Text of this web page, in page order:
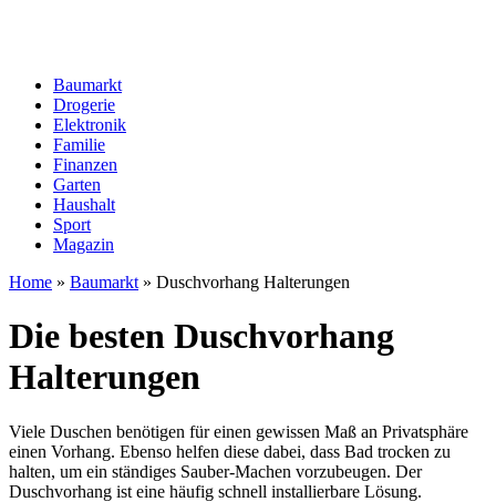
Baumarkt
Drogerie
Elektronik
Familie
Finanzen
Garten
Haushalt
Sport
Magazin
Home » Baumarkt » Duschvorhang Halterungen
Die besten Duschvorhang
Halterungen
Viele Duschen benötigen für einen gewissen Maß an Privatsphäre
einen Vorhang. Ebenso helfen diese dabei, dass Bad trocken zu
halten, um ein ständiges Sauber-Machen vorzubeugen. Der
Duschvorhang ist eine häufig schnell installierbare Lösung.